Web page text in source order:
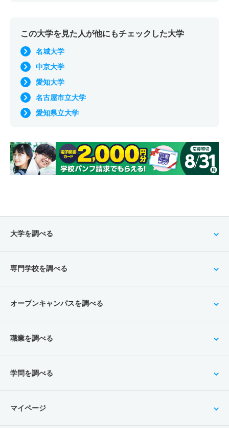
この大学を見た人が他にもチェックした大学
名城大学
中京大学
愛知大学
名古屋市立大学
愛知県立大学
大学を調べる
専門学校を調べる
オープンキャンパスを調べる
職業を調べる
学問を調べる
マイページ